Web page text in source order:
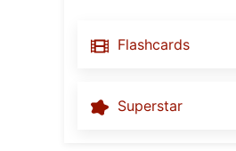
Flashcards
Superstar